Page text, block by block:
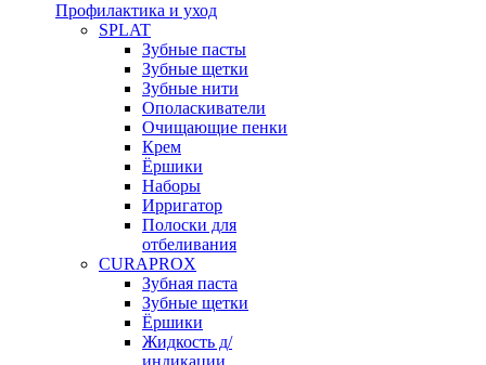
Профилактика и уход
SPLAT
Зубные пасты
Зубные щетки
Зубные нити
Ополаскиватели
Очищающие пенки
Крем
Ёршики
Наборы
Ирригатор
Полоски для
отбеливания
CURAPROX
Зубная паста
Зубные щетки
Ёршики
Жидкость д/
индикации